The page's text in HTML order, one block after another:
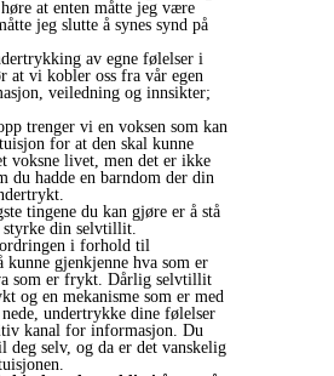
at enten måtte jeg være
jeg slutte å synes synd på
av egne følelser i
at vi kobler oss fra vår egen
veiledning og innsikter;
trenger vi en voksen som kan
for at den skal kunne
voksne livet, men det er ikke
du hadde en barndom der din
tingene du kan gjøre er å stå
din selvtillit.
i forhold til
kunne gjenkjenne hva som er
som er frykt. Dårlig selvtillit
og en mekanisme som er med
undertrykke dine følelser
kanal for informasjon. Du
selv, og da er det vanskelig